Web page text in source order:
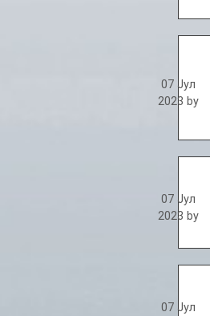
07 Јул
2023 by
07 Јул
2023 by
07 Јул